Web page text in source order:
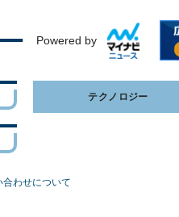
Powered by
テクノロジー
わせについて